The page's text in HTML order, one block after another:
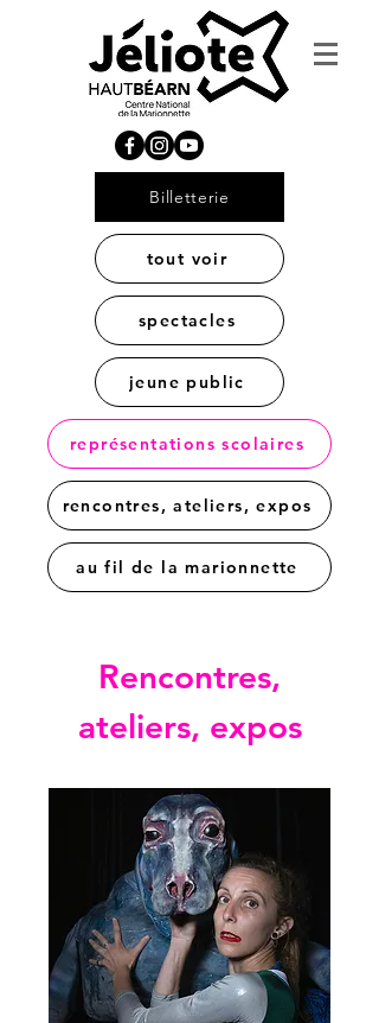
Billetterie
tout voir
spectacles
jeune public
représentations scolaires
rencontres, ateliers, expos
au fil de la marionnette
Rencontres,
ateliers, expos